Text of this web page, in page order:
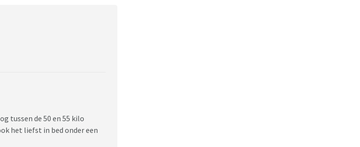
tussen de 50 en 55 kilo
het liefst in bed onder een